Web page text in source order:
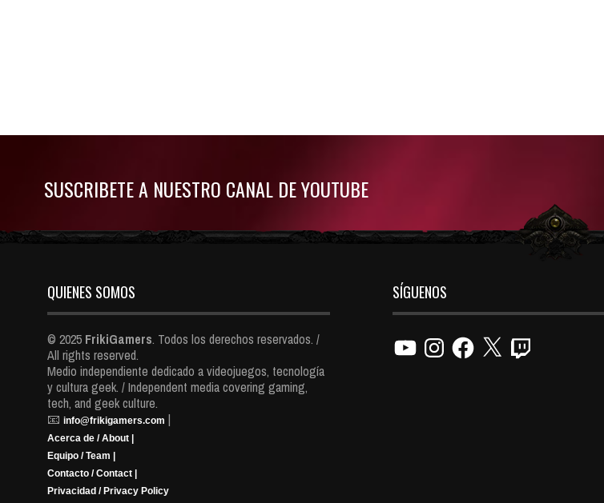
SUSCRIBETE A NUESTRO CANAL DE YOUTUBE
QUIENES SOMOS
© 2025 FrikiGamers. Todos los derechos reservados. /
All rights reserved.
Medio independiente dedicado a videojuegos, tecnología
y cultura geek. / Independent media covering gaming,
tech, and geek culture.
📧 info@frikigamers.com |
Acerca de / About |
Equipo / Team |
Contacto / Contact |
Privacidad / Privacy Policy
SÍGUENOS
YouTubeInstagramFacebook
X Twitch